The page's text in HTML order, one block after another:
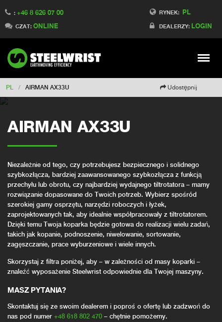
RYNEK: PL
DEALERZY: LOGIN
: +46 8 626 07 00
CZAT: ONLINE
Meny
Switch to Finland
Switch to Denmark
Switch to China
Switch to Australia
Change market
PL / AIRMAN AX33U Udostępnij
AIRMAN AX33U
Niezależnie od tego, czy potrzebujesz bezpiecznego i solidnego
szybkozłącza, bardziej zaawansowanego szybkozłącza z funkcją
przechyłu lub obrotu, czy najbardziej wydajnego tiltrotatora – mamy
rozwiązanie dopasowane do Twoich potrzeb. Wybierz spośród
szerokiej gamy osprzętu, narzędzi roboczych i łyżek,
zaprojektowanych tak, aby idealnie współpracowały z tiltrotatorem.
Dzięki temu Twoja koparka będzie gotowa do realizacji wielu zadań,
takich jak kopanie, podnoszenie, niwelowanie, sortowanie,
zagęszczanie, prace wyburzeniowe i wiele innych.
Skorzystaj z filtra poniżej, aby – w zależności od masy koparki –
znaleźć wyposażenie Steelwrist odpowiednie dla Twojej maszyny.
MASZ PYTANIA?
Skontaktuj się ze swoim dealerem i poproś o ofertę lub zadzwoń do
nas pod numer +48 618 802 470 – chętnie pomożemy.